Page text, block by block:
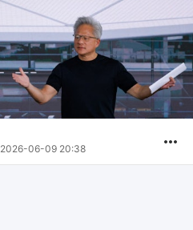
2026-06-09 20:38